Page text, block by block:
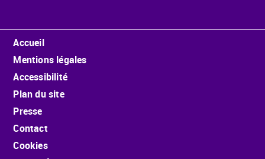
Menu Pied de page
Accueil
Mentions légales
Accessibilité
Plan du site
Presse
Contact
Cookies